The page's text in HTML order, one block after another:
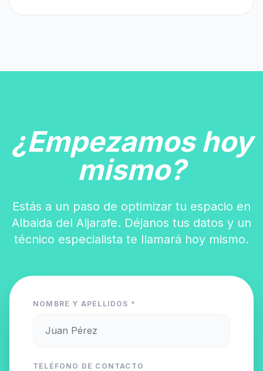
¿Empezamos hoy
mismo?
Estás a un paso de optimizar tu espacio en
Albaida del Aljarafe. Déjanos tus datos y un
técnico especialista te llamará hoy mismo.
NOMBRE Y APELLIDOS *
TELÉFONO DE CONTACTO